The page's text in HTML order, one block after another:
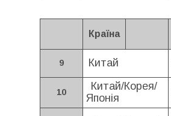
Країна
9 Китай
10
Китай/Корея/
Японія